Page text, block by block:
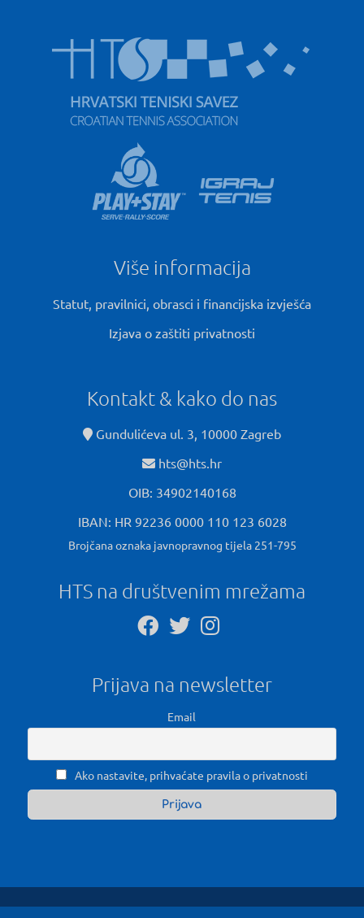
Više informacija
Statut, pravilnici, obrasci i financijska izvješća
Izjava o zaštiti privatnosti
Kontakt & kako do nas
Gundulićeva ul. 3, 10000 Zagreb
hts@hts.hr
OIB: 34902140168
IBAN: HR 92236 0000 110 123 6028
Brojčana oznaka javnopravnog tijela 251-795
HTS na društvenim mrežama
Prijava na newsletter
Email
Ako nastavite, prihvaćate pravila o privatnosti